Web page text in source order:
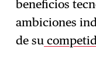
beneficios
ambiciones
de su